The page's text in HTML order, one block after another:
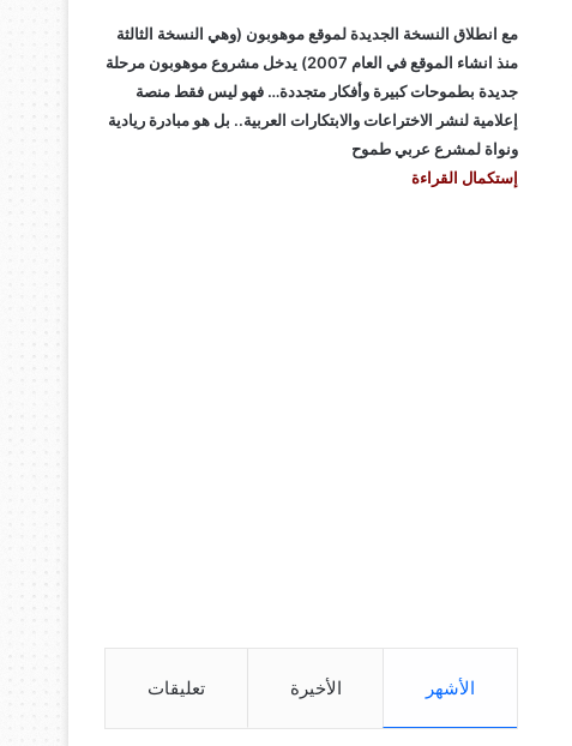
مع انطلاق النسخة الجديدة لموقع موهوبون (وهي النسخة الثالثة
منذ انشاء الموقع في العام 2007) يدخل مشروع موهوبون مرحلة
جديدة بطموحات كبيرة وأفكار متجددة… فهو ليس فقط منصة
إعلامية لنشر الاختراعات والابتكارات العربية.. بل هو مبادرة ريادية
ونواة لمشرع عربي طموح
إستكمال القراءة
الأشهر الأخيرة تعليقات